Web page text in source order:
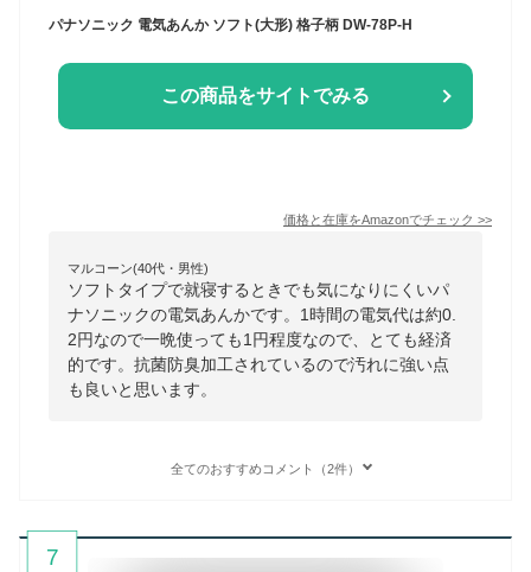
パナソニック 電気あんか ソフト(大形) 格子柄 DW-78P-H
この商品をサイトでみる
価格と在庫をAmazonでチェック >>
マルコーン(40代・男性)
ソフトタイプで就寝するときでも気になりにくいパ
ナソニックの電気あんかです。1時間の電気代は約0.
2円なので一晩使っても1円程度なので、とても経済
的です。抗菌防臭加工されているので汚れに強い点
も良いと思います。
全てのおすすめコメント（2件）
7